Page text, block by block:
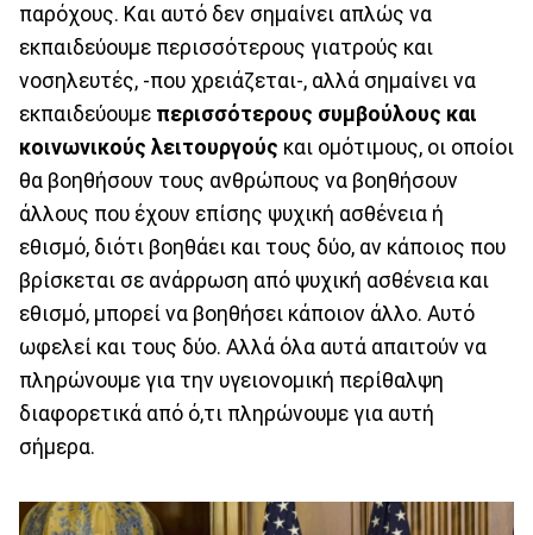
παρόχους. Και αυτό δεν σημαίνει απλώς να
εκπαιδεύουμε περισσότερους γιατρούς και
νοσηλευτές, -που χρειάζεται-, αλλά σημαίνει να
εκπαιδεύουμε περισσότερους συμβούλους και
κοινωνικούς λειτουργούς και ομότιμους, οι οποίοι
θα βοηθήσουν τους ανθρώπους να βοηθήσουν
άλλους που έχουν επίσης ψυχική ασθένεια ή
εθισμό, διότι βοηθάει και τους δύο, αν κάποιος που
βρίσκεται σε ανάρρωση από ψυχική ασθένεια και
εθισμό, μπορεί να βοηθήσει κάποιον άλλο. Αυτό
ωφελεί και τους δύο. Αλλά όλα αυτά απαιτούν να
πληρώνουμε για την υγειονομική περίθαλψη
διαφορετικά από ό,τι πληρώνουμε για αυτή
σήμερα.